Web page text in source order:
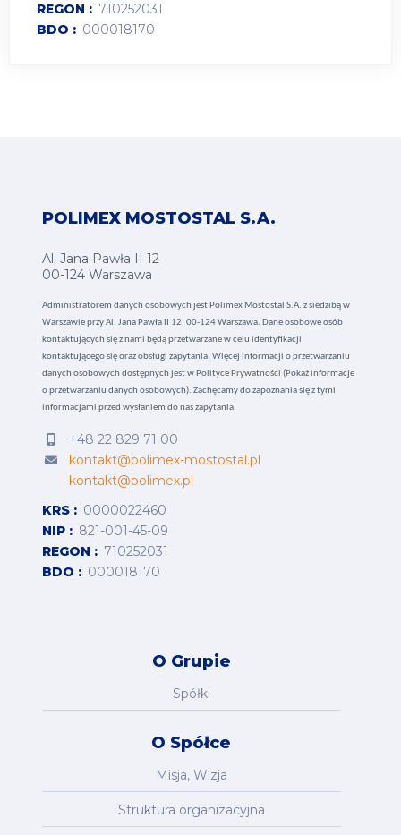
REGON
710252031
BDO
000018170
POLIMEX MOSTOSTAL S.A.
Al. Jana Pawła II 12
00-124 Warszawa
Administratorem danych osobowych jest Polimex Mostostal S.A. z siedzibą w
Warszawie przy Al. Jana Pawła II 12, 00-124 Warszawa. Dane osobowe osób
kontaktujących się z nami będą przetwarzane w celu identyfikacji
kontaktującego się oraz obsługi zapytania. Więcej informacji o przetwarzaniu
danych osobowych dostępnych jest w Polityce Prywatności (Pokaż informacje
o przetwarzaniu danych osobowych). Zachęcamy do zapoznania się z tymi
informacjami przed wysłaniem do nas zapytania.
+48 22 829 71 00
kontakt@polimex-mostostal.pl
kontakt@polimex.pl
KRS
0000022460
NIP
821-001-45-09
REGON
710252031
BDO
000018170
O Grupie
Spółki
O Spółce
Misja, Wizja
Struktura organizacyjna